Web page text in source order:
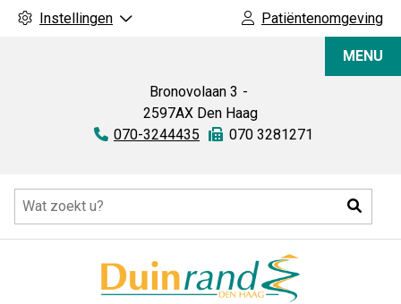
Instellingen Patiëntenomgeving
Bronovolaan 3
2597AX Den Haag
Tel:
070-3244435 Fax:
070 3281271
MENU